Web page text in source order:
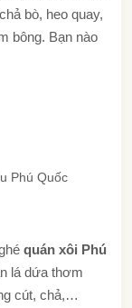
bò, heo quay,
bông. Bạn nào
Phú Quốc
quán xôi Phú
lá dứa thơm
cút, chả,…